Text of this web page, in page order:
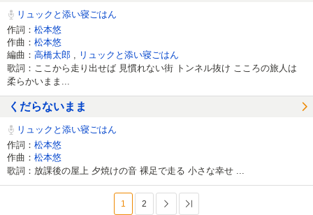
リュックと添い寝ごはん
作詞： 松本悠
作曲： 松本悠
編曲： 高橋太郎 リュックと添い寝ごはん
歌詞：ここから走り出せば 見慣れない街 トンネル抜け こころの旅人は
柔らかいまま...
くだらないまま
リュックと添い寝ごはん
作詞： 松本悠
作曲： 松本悠
歌詞：放課後の屋上 夕焼けの音 裸足で走る 小さな幸せ ...
1 2 次へ